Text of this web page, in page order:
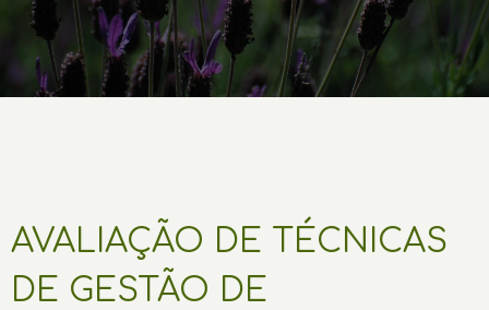
AVALIAÇÃO DE TÉCNICAS
DE GESTÃO DE